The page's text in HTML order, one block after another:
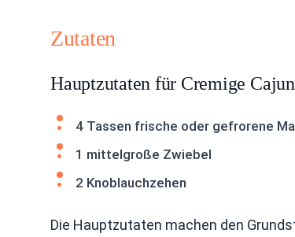
Zutaten
Hauptzutaten für Cremige
4 Tassen frische oder gefrorene
1 mittelgroße Zwiebel
2 Knoblauchzehen
Die Hauptzutaten machen den